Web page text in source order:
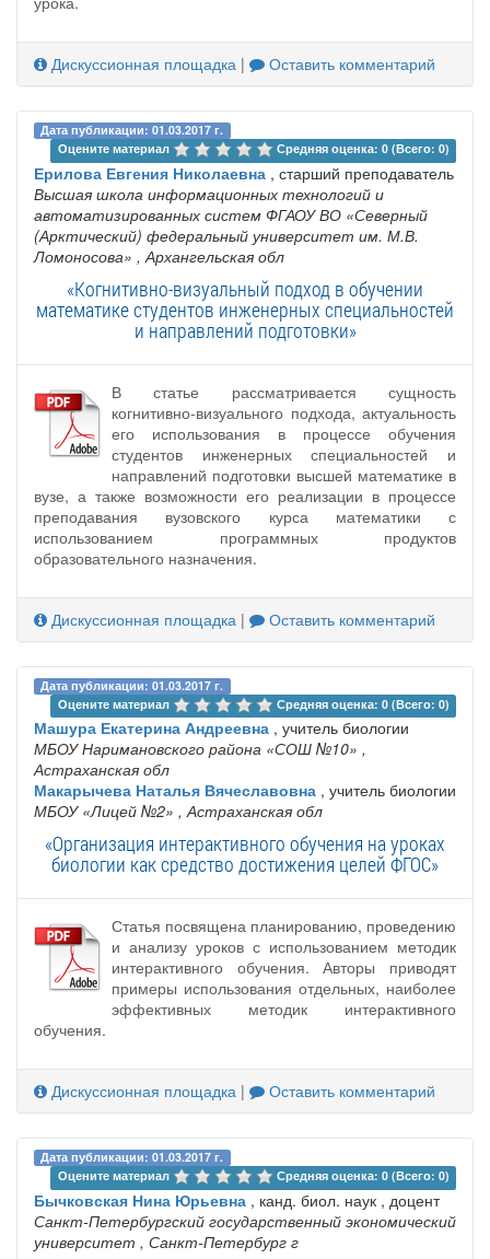
Дискуссионная площадка | Оставить комментарий
Дата публикации: 01.03.2017 г.
Оцените материал
Средняя оценка: 0 (Всего: 0)
Ерилова Евгения Николаевна , старший преподаватель
Высшая школа информационных технологий и
автоматизированных систем ФГАОУ ВО «Северный
(Арктический) федеральный университет им. М.В.
Ломоносова» , Архангельская обл
«Когнитивно-визуальный подход в обучении
математике студентов инженерных специальностей
и направлений подготовки»
В статье рассматривается сущность
когнитивно-визуального подхода, актуальность
его использования в процессе обучения
студентов инженерных специальностей и
направлений подготовки высшей математике в
вузе, а также возможности его реализации в процессе
преподавания вузовского курса математики с
использованием программных продуктов
образовательного назначения.
Дискуссионная площадка | Оставить комментарий
Дата публикации: 01.03.2017 г.
Оцените материал
Средняя оценка: 0 (Всего: 0)
Машура Екатерина Андреевна , учитель биологии
МБОУ Наримановского района «СОШ №10» ,
Астраханская обл
Макарычева Наталья Вячеславовна , учитель биологии
МБОУ «Лицей №2» , Астраханская обл
«Организация интерактивного обучения на уроках
биологии как средство достижения целей ФГОС»
Статья посвящена планированию, проведению
и анализу уроков с использованием методик
интерактивного обучения. Авторы приводят
примеры использования отдельных, наиболее
эффективных методик интерактивного
обучения.
Дискуссионная площадка | Оставить комментарий
Дата публикации: 01.03.2017 г.
Оцените материал
Средняя оценка: 0 (Всего: 0)
Бычковская Нина Юрьевна , канд. биол. наук , доцент
Санкт-Петербургский государственный экономический
университет , Санкт-Петербург г